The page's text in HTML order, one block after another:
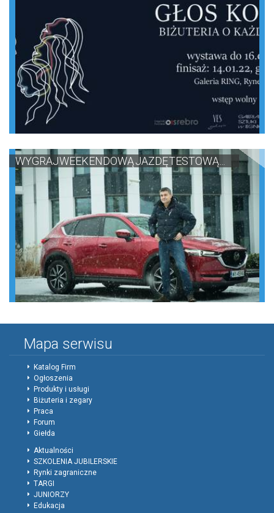
WYGRAJ WEEKENDOWĄ JAZDĘ TESTOWĄ ...
Mapa serwisu
Katalog Firm
Ogłoszenia
Produkty i usługi
Biżuteria i zegary
Praca
Forum
Giełda
Aktualności
SZKOLENIA JUBILERSKIE
Rynki zagraniczne
TARGI
JUNIORZY
Edukacja